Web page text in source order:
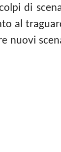
di
al
nuovi